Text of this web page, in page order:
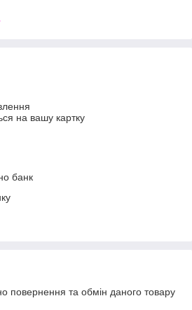
на вашу картку
банк
повернення та обмін даного товару